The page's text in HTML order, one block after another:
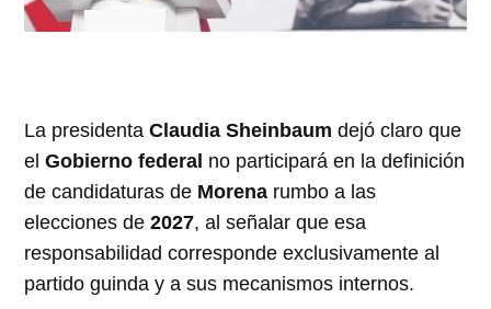
La presidentaClaudia Sheinbaum dejó claro que
elGobierno federal no participará en la definición
de candidaturas de Morena rumbo a las
elecciones de2027, al señalar que esa
responsabilidad corresponde exclusivamente al
partido guinda y a sus mecanismos internos.